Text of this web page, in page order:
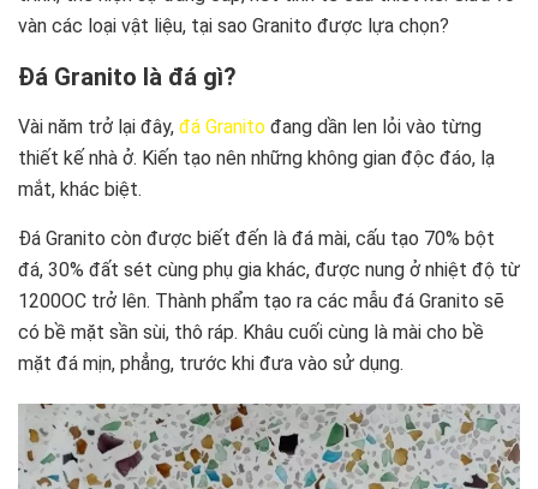
vàn các loại vật liệu, tại sao Granito được lựa chọn?
Đá Granito là đá gì?
Vài năm trở lại đây, đá Granito đang dần len lỏi vào từng
thiết kế nhà ở. Kiến tạo nên những không gian độc đáo, lạ
mắt, khác biệt.
Đá Granito còn được biết đến là đá mài, cấu tạo 70% bột
đá, 30% đất sét cùng phụ gia khác, được nung ở nhiệt độ từ
1200OC trở lên. Thành phẩm tạo ra các mẫu đá Granito sẽ
có bề mặt sần sùi, thô ráp. Khâu cuối cùng là mài cho bề
mặt đá mịn, phẳng, trước khi đưa vào sử dụng.